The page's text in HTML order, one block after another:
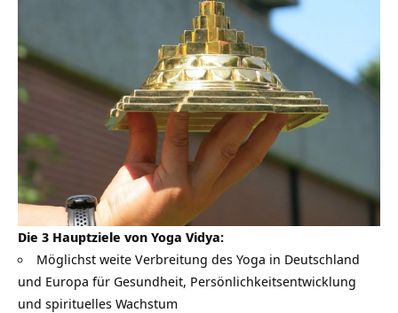
Die 3 Hauptziele von Yoga Vidya:
Möglichst weite Verbreitung des Yoga in Deutschland
und Europa für Gesundheit, Persönlichkeitsentwicklung
und spirituelles Wachstum